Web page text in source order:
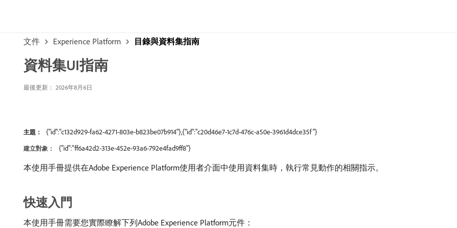
文件 Experience Platform 目錄與資料集指南
資料集UI指南
最後更新： 2026年8月6日
主題： {"id":"c132d929-fa62-4271-803e-b823be07b914"},{"id":"c20d46e7-1c7d-476c-a50e-3961d4dce35f"}
建立對象： {"id":"ff6a42d2-313e-452e-93a6-792e4fad9ff8"}
本使用手冊提供在Adobe Experience Platform使用者介面中使用資料集時，執行常見動作的相關指示。
快速入門
本使用手冊需要您實際瞭解下列Adobe Experience Platform元件：